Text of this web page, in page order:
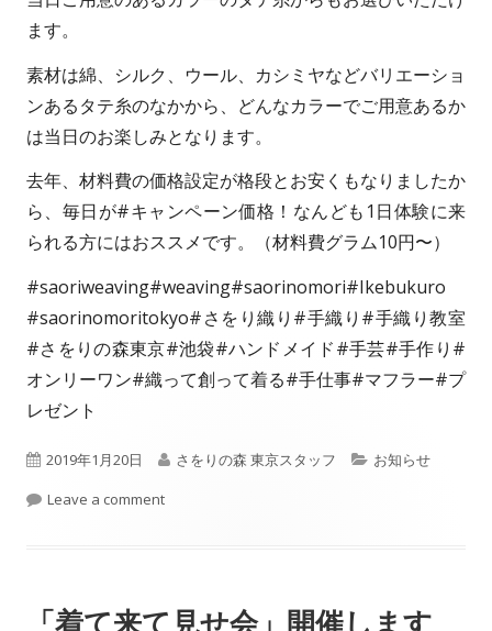
ます。
素材は綿、シルク、ウール、カシミヤなどバリエーショ
ンあるタテ糸のなかから、どんなカラーでご用意あるか
は当日のお楽しみとなります。
去年、材料費の価格設定が格段とお安くもなりましたか
ら、毎日が#キャンペーン価格！なんども1日体験に来
られる方にはおススメです。（材料費グラム10円〜）
#saoriweaving#weaving#saorinomori#Ikebukuro
#saorinomoritokyo#さをり織り#手織り#手織り教室
#さをりの森東京#池袋#ハンドメイド#手芸#手作り#
オンリーワン#織って創って着る#手仕事#マフラー#プ
レゼント
P
u
i
2019年1月20日
A
o
さをりの森 東京スタッフ
C
g
お知らせ
Leave a comment
「着て来て見せ会」開催します